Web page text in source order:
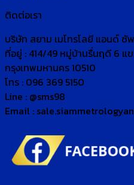
ติดต่อเรา
บริษัท สยาม เมโทรโลยี แอนด์ ซั
ที่อยู่ : 414/49 หมู่บ้านรื่นฤดี 6 แ
กรุงเทพมหานคร 10510
โทร : 096 369 5150
Line : @sms98
Email :